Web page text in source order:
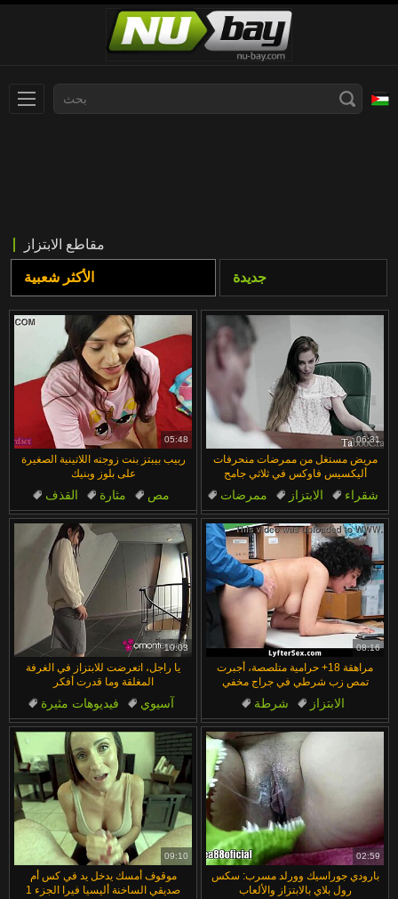
Deutsch
Српски
Norsk
ภาษาไทย
한국어
汉语
Suomi
Bahasa Melayu
Ελληνικά
Čeština
Magyar
الع َر َب ِية.
Português
Русский
Español
Română
Svenska
Français
English
日本語
ह िन ्द ी
Türkçe
Български
Dansk
مقاطع الابتزاز
الأكثر شعبية جديدة
05:48
ربيب بيبتز بنت زوجته اللاتينية الصغيرة
على بلوز وبنيك
القذف مثارة
مص
الابتزاز
ليس ابنة
06:31
مريض مستغل من ممرضات منحرفات
أليكسيس فاوكس في ثلاثي جامح
ممرضات الابتزاز
شقراء
بزاز كبيرة
الأمهات المثيرات
10:03
يا راجل، اتعرضت للابتزاز في الغرفة
المغلقة وما قدرت أفكر
فيديوهات مثيرة
آسيوي
الأسود
الأزياء
فيديوهات الفيتيش
08:16
مراهقة 18+ حرامية متلصصة، أجبرت
تمص زب شرطي في جراج مخفي
شرطة
الابتزاز
منظور شخصي
في العمل
بريئة
09:10
موقوف أمسك يدخل يد في كس أم
صديقي الساخنة أليسيا فيرا الجزء 1
02:59
بارودي جوراسيك وورلد مسرب: سكس
رول بلاي بالابتزاز والألعاب